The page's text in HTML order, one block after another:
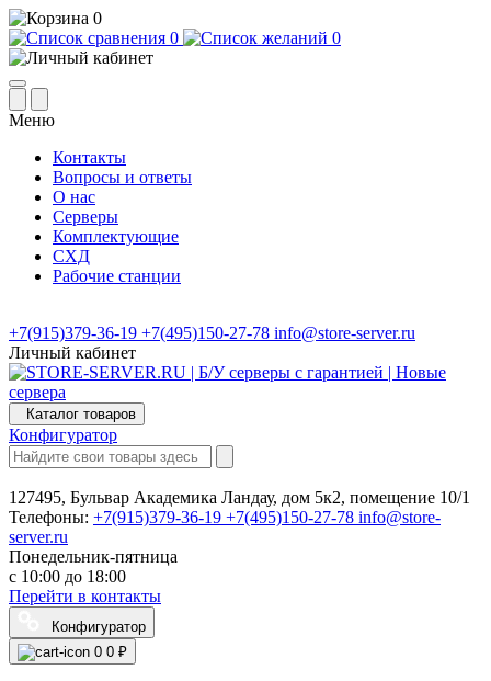
0
0
0
Меню
Контакты
Вопросы и ответы
О нас
Серверы
Комплектующие
СХД
Рабочие станции
+7(915)379-36-19 +7(495)150-27-78 info@store-server.ru
Личный кабинет
Каталог товаров
Конфигуратор
127495, Бульвар Академика Ландау, дом 5к2, помещение 10/1
Телефоны: +7(915)379-36-19 +7(495)150-27-78 info@store-
server.ru
Понедельник-пятница
с 10:00 до 18:00
Перейти в контакты
Конфигуратор
0 0 ₽